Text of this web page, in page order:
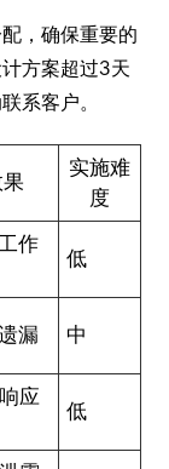
，确保重要的
方案超过3天
系客户。
实施难
度
作
低
漏 中
应
低